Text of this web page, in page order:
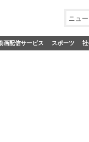
ニュ
画配信サービス スポーツ